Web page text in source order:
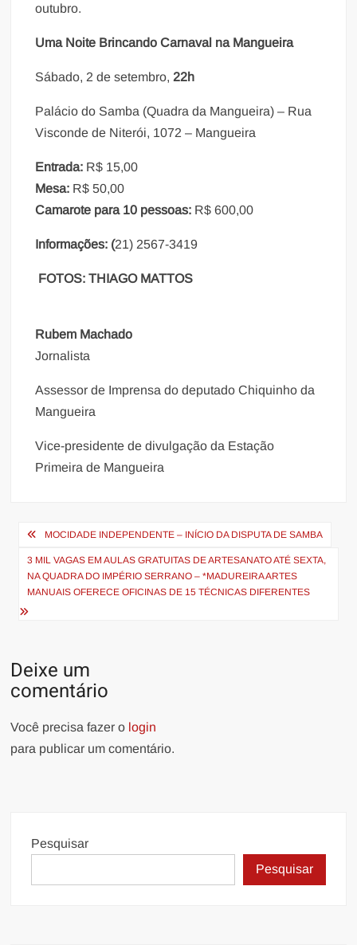
outubro.
Uma Noite Brincando Carnaval na Mangueira
Sábado, 2 de setembro, 22h
Palácio do Samba (Quadra da Mangueira) – Rua
Visconde de Niterói, 1072 – Mangueira
Entrada: R$ 15,00
Mesa: R$ 50,00
Camarote para 10 pessoas: R$ 600,00
Informações: (21) 2567-3419
FOTOS: THIAGO MATTOS
Rubem Machado
Jornalista
Assessor de Imprensa do deputado Chiquinho da
Mangueira
Vice-presidente de divulgação da Estação
Primeira de Mangueira
Navegação
de
Post
MOCIDADE INDEPENDENTE – INÍCIO DA DISPUTA DE SAMBA
3 MIL VAGAS EM AULAS GRATUITAS DE ARTESANATO ATÉ SEXTA,
NA QUADRA DO IMPÉRIO SERRANO – *MADUREIRA ARTES
MANUAIS OFERECE OFICINAS DE 15 TÉCNICAS DIFERENTES
Deixe um
comentário
Você precisa fazer o login
para publicar um comentário.
Pesquisar
Pesquisar